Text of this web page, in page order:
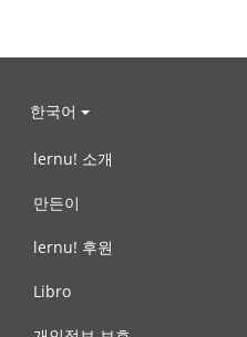
한국어
lernu! 소개
만든이
lernu! 후원
Libro